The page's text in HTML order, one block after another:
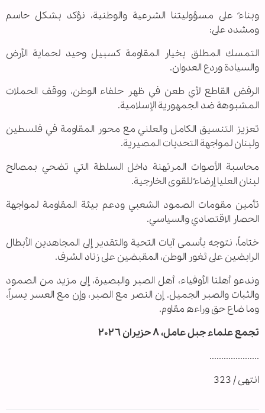
وبناءً على مسؤوليتنا الشرعية والوطنية، نؤكد بشكل حاسم
ومشدد على:
التمسك المطلق بخيار المقاومة كسبيل وحيد لحماية الأرض
والسيادة وردع العدوان.
الرفض القاطع لأي طعن في ظهر حلفاء الوطن، ووقف الحملات
المشبوهة ضد الجمهورية الإسلامية.
تعزيز التنسيق الكامل والعلني مع محور المقاومة في فلسطين
ولبنان لمواجهة التحديات المصيرية.
محاسبة الأصوات المرتهنة داخل السلطة التي تضحي بمصالح
لبنان العليا إرضاءً للقوى الخارجية.
تأمين مقومات الصمود الشعبي ودعم بيئة المقاومة لمواجهة
الحصار الاقتصادي والسياسي.
ختاماً، نتوجه بأسمى آيات التحية والتقدير إلى المجاهدين الأبطال
الرابضين على ثغور الوطن، المقبضين على زناد الشرف.
وندعو أهلنا الأوفياء، أهل الصبر والبصيرة، إلى مزيد من الصمود
والثبات والصبر الجميل. إن النصر مع الصبر، وإن مع العسر يسراً،
وما ضاع حق وراءه مقاوم.
تجمع علماء جبل عامل، ٨ حزيران ٢٠٢٦
.....................
انتهى / 323